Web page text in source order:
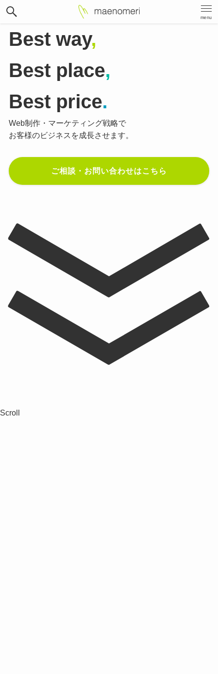
menu
Best way,
Best place,
Best price.
Web制作・マーケティング戦略で
お客様のビジネスを成長させます。
ご相談・お問い合わせはこちら
Scroll